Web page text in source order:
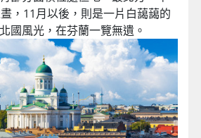
，11月以後，則是一片白藹藹的
國風光，在芬蘭一覽無遺。